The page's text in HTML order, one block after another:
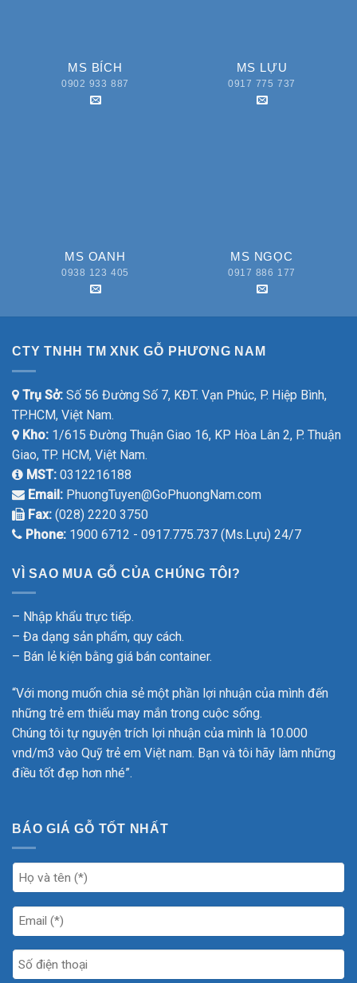
MS BÍCH
0902 933 887
MS LỰU
0917 775 737
MS OANH
0938 123 405
MS NGỌC
0917 886 177
CTY TNHH TM XNK GỖ PHƯƠNG NAM
Trụ Sở: Số 56 Đường Số 7, KĐT. Vạn Phúc, P. Hiệp Bình,
TP.HCM, Việt Nam.
Kho: 1/615 Đường Thuận Giao 16, KP Hòa Lân 2, P. Thuận
Giao, TP. HCM, Việt Nam.
MST: 0312216188
Email: PhuongTuyen@GoPhuongNam.com
Fax: (028) 2220 3750
Phone: 1900 6712 - 0917.775.737 (Ms.Lựu) 24/7
VÌ SAO MUA GỖ CỦA CHÚNG TÔI?
– Nhập khẩu trực tiếp.
– Đa dạng sản phẩm, quy cách.
– Bán lẻ kiện bằng giá bán container.
“Với mong muốn chia sẻ một phần lợi nhuận của mình đến
những trẻ em thiếu may mắn trong cuộc sống.
Chúng tôi tự nguyện trích lợi nhuận của mình là 10.000
vnd/m3 vào Quỹ trẻ em Việt nam. Bạn và tôi hãy làm những
điều tốt đẹp hơn nhé”.
BÁO GIÁ GỖ TỐT NHẤT